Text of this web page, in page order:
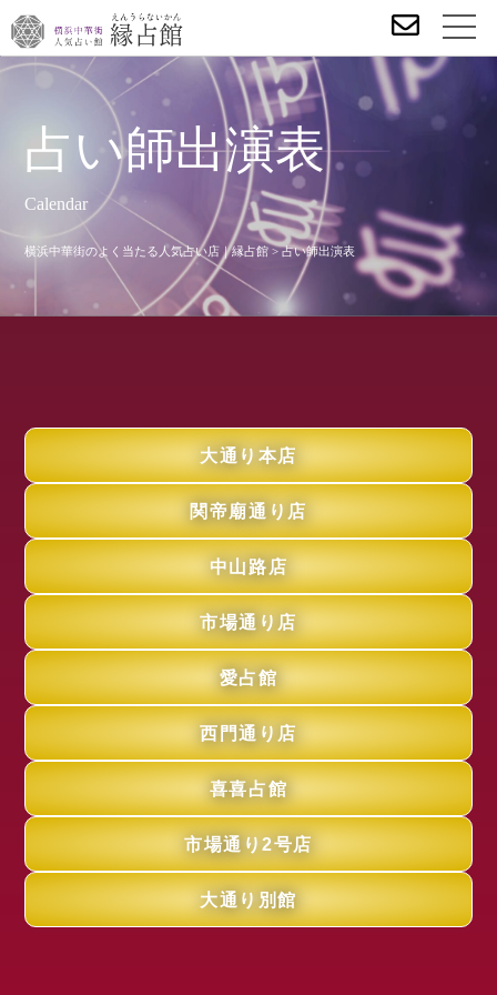
占い師出演表
Calendar
横浜中華街のよく当たる人気占い店｜縁占館 >占い師出演表
大通り本店
関帝廟通り店
中山路店
市場通り店
愛占館
西門通り店
喜喜占館
市場通り2号店
大通り別館